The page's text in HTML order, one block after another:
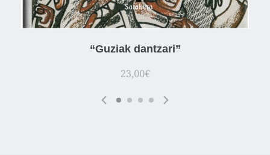
“Guziak dantzari”
23,00€